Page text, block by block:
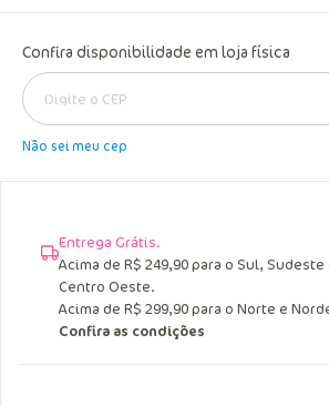
Confira disponibilidade em loja física
Não sei meu cep
Entrega Grátis.
Acima de R$ 249,90 para o Sul, Sudeste
Centro Oeste.
Acima de R$ 299,90 para o Norte e
Confira as condições